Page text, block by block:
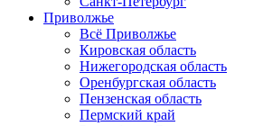
Приволжье
Всё Приволжье
Кировская область
Нижегородская область
Оренбургская область
Пензенская область
Пермский край